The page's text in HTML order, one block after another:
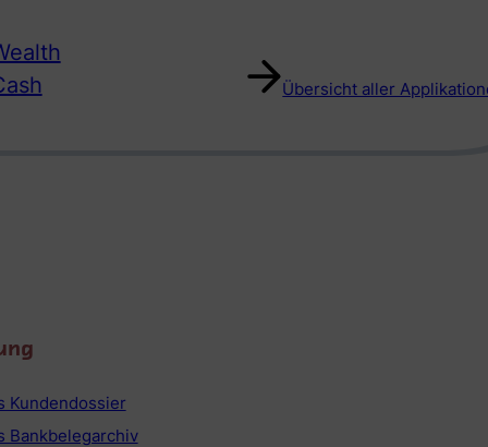
Übersicht aller
Kundendossier
Bankbelegarchiv